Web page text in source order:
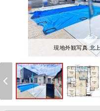
現地外観写真 北